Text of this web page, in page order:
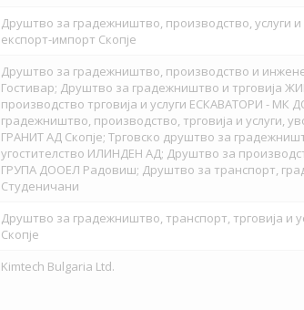
Друштво за градежништво, производство, услуги
експорт-импорт Скопје
Друштво за градежништво, производство и
Гостивар; Друштво за градежништво и трговија
производство трговија и услуги ЕСКАВАТОРИ - МК
градежништво, производство, трговија и услуги,
ГРАНИТ АД Скопје; Трговско друштво за
угостителство ИЛИНДЕН АД; Друштво за
ГРУПА ДООЕЛ Радовиш; Друштво за транспорт,
Студеничани
Друштво за градежништво, транспорт, трговија и
Скопје
Kimtech Bulgaria Ltd.